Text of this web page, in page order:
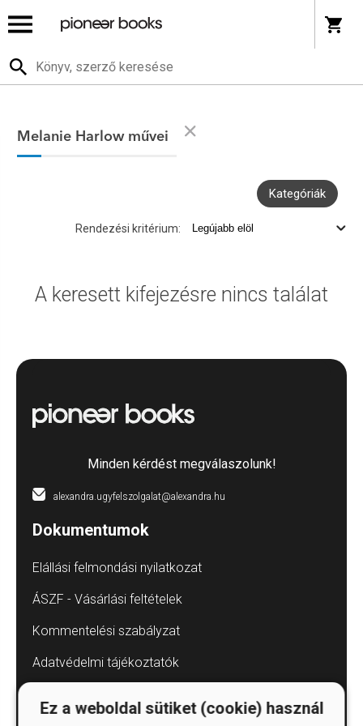
Melanie Harlow művei
Kategóriák
Rendezési kritérium:
A keresett kifejezésre nincs találat
Minden kérdést megválaszolunk!
alexandra.ugyfelszolgalat@alexandra.hu
Dokumentumok
Elállási felmondási nyilatkozat
ÁSZF - Vásárlási feltételek
Kommentelési szabályzat
Adatvédelmi tájékoztatók
Ez a weboldal sütiket (cookie) használ